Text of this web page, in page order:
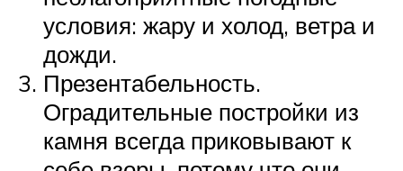
условия: жару и холод, ветра и
дожди.
Презентабельность.
Оградительные постройки из
камня всегда приковывают к